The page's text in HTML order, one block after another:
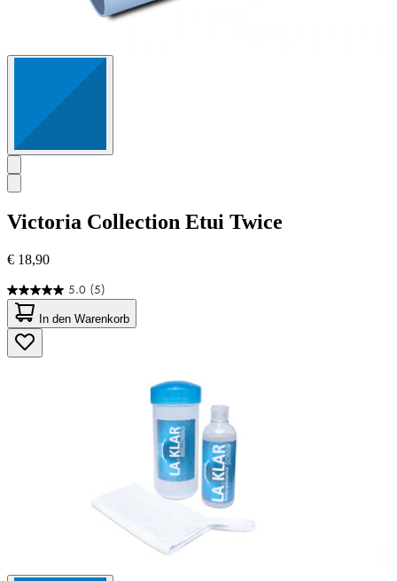
Victoria Collection Etui Twice
€ 18,90
5.0 (5)
5.0
von
5
Sternen.
5
In den Warenkorb